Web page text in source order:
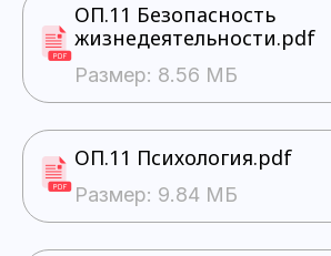
ОП.11 Безопасность
жизнедеятельности.pdf
Размер: 8.56 МБ
ОП.11 Психология.pdf
Размер: 9.84 МБ